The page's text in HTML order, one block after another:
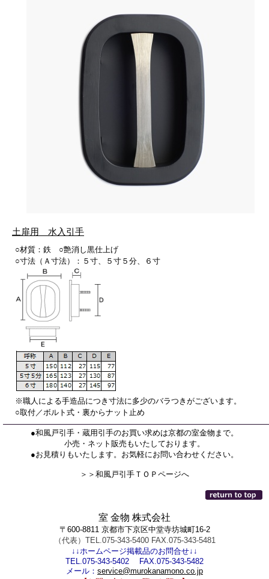
土扉用 水入引手
○材質：鉄 ○艶消し黒仕上げ
○寸法（Ａ寸法）：５寸、５寸５分、６寸
※職人による手造品につき寸法に多少のバラつきがございます。
○取付／ボルト式・裏からナット止め
●和風戸引手・蔵用引手のお買い求めは京都の室金物まで。
小売・ネット販売もいたしております。
●お見積りもいたします。お気軽にお問い合わせください。
＞＞和風戸引手ＴＯＰページへ
室 金物 株式会社
〒600-8811 京都市下京区中堂寺坊城町16-2
（代表）TEL.075-343-5400 FAX.075-343-5481
↓↓ホームページ掲載品のお問合せ↓↓
TEL.075-343-5402 FAX.075-343-5482
メール： service@murokanamono.co.jp